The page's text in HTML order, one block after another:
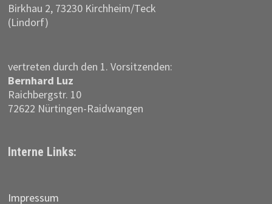
Birkhau 2, 73230 Kirchheim/Teck
(Lindorf)
vertreten durch den 1. Vorsitzenden:
Bernhard Luz
Raichbergstr. 10
72622 Nürtingen-Raidwangen
Interne Links:
Impressum